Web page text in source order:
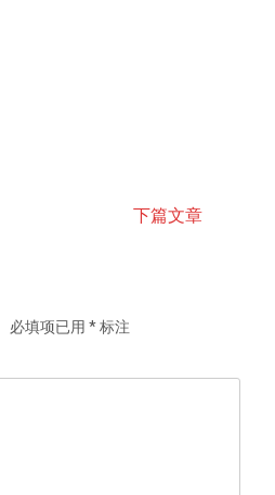
下篇文章
必填项已用*标注